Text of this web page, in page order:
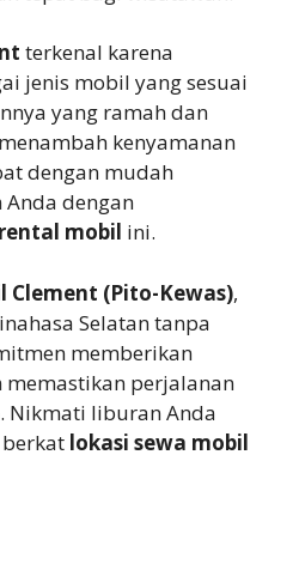
terkenal karena
jenis mobil yang sesuai
yang ramah dan
kenyamanan
dengan mudah
dengan
mobil ini.
Clement (Pito-Kewas),
Selatan tanpa
memberikan
memastikan perjalanan
Nikmati liburan Anda
lokasi sewa mobil